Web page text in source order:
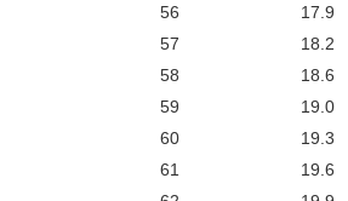
17.9
56
18.2
57
18.6
58
19.0
59
19.3
60
19.6
61